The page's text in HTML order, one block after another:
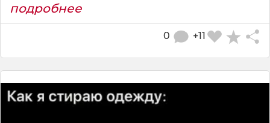
подробнее
+11
0